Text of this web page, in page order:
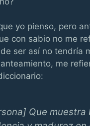
yo pienso, pero
con sabio no me
ser así no tendría
me
Que muestra